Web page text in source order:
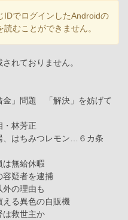
でログインしたAndroidの
むことができません。
れておりません。
金」問題 「解決」を妨げて
・林芳正
はちみつレモン…６カ条
無給休暇
疑者を逮捕
の理由も
る異色の自販機
は救世主か